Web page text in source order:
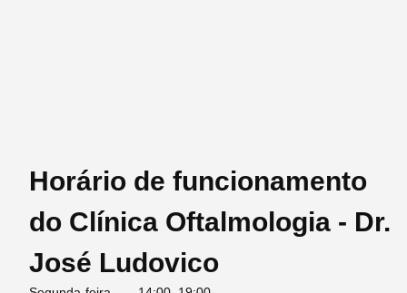
Horário de funcionamento
do Clínica Oftalmologia - Dr.
José Ludovico